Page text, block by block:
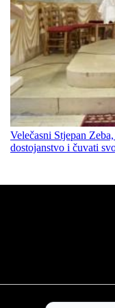
Velečasni Stjepan
dostojanstvo i čuvati